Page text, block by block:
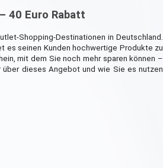
40 Euro Rabatt
Shopping-Destinationen in Deutschland.
es seinen Kunden hochwertige Produkte zu
mit dem Sie noch mehr sparen können –
über dieses Angebot und wie Sie es nutzen